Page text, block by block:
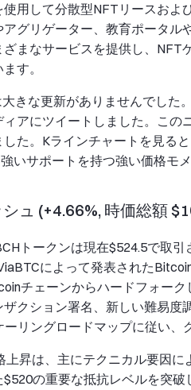
用して分散型NFTリースおよ
グリゲーター、教育ポータル
まなサービスを提供し、NFT
す。
きな更新がありませんでした
アにツイートしました。こ
た。Kラインチャートを見る
いサポートを持つ強い価格モ
ュ (+4.66%, 時価総額
トークンは現在$524.5で取
によって発表された
チェーンからハードフォー
クション署名、新しい難易度
リングロードマップに従い、
昇は、主にテクニカル要因
の重要な抵抗レベルを突